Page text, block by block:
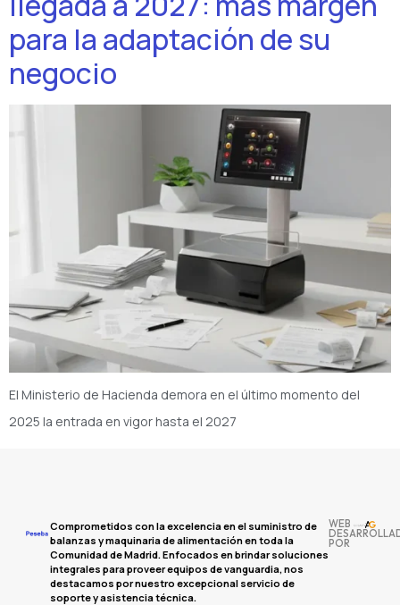
para la adaptación de su
negocio
El Ministerio de Hacienda demora en el último momento del
2025 la entrada en vigor hasta el 2027
Comprometidos con la excelencia en el suministro de
balanzas y maquinaria de alimentación en toda la
Comunidad de Madrid. Enfocados en brindar soluciones
integrales para proveer equipos de vanguardia, nos
destacamos por nuestro excepcional servicio de
soporte y asistencia técnica.
WEB
POR